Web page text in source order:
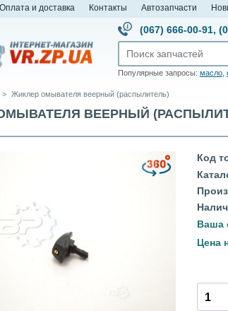
Оплата и доставка Контакты Автозапчасти
(067) 666-00-91,
Популярные запросы: масло
Жиклер омывателя веерный (распылитель)
ВЕЕРНЫЙ
Код
Ваша
Цена